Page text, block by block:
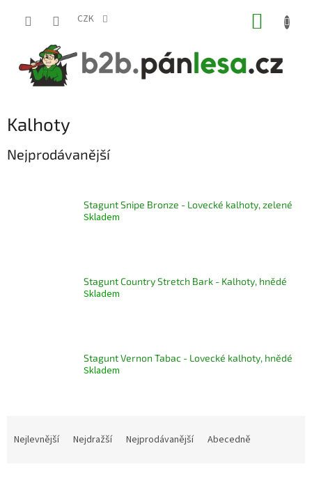
CZK
Kalhoty
Nejprodávanější
Stagunt Snipe Bronze - Lovecké kalhoty, zelené
Skladem
Stagunt Country Stretch Bark - Kalhoty, hnědé
Skladem
Stagunt Vernon Tabac - Lovecké kalhoty, hnědé
Skladem
Nejlevnější Nejdražší Nejprodávanější Abecedně